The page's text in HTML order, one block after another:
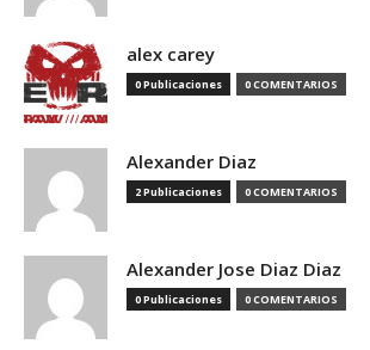
alex carey
0 Publicaciones 0 COMENTARIOS
Alexander Diaz
2 Publicaciones 0 COMENTARIOS
Alexander Jose Diaz Diaz
0 Publicaciones 0 COMENTARIOS